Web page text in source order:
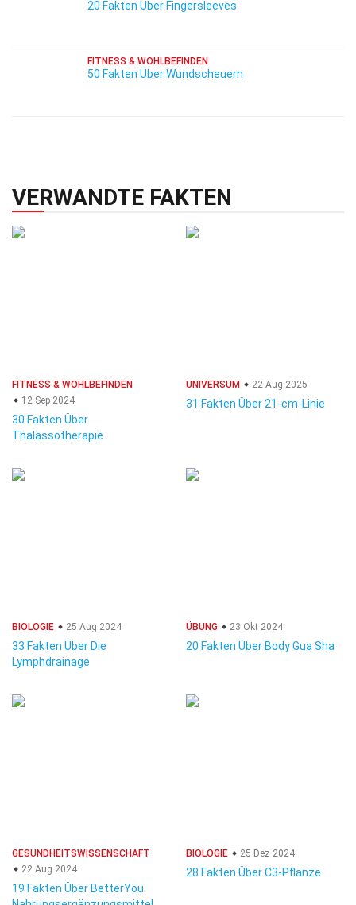
20 Fakten Über Fingersleeves
FITNESS & WOHLBEFINDEN
50 Fakten Über Wundscheuern
VERWANDTE FAKTEN
FITNESS & WOHLBEFINDEN
12 Sep 2024
30 Fakten Über
Thalassotherapie
UNIVERSUM 22 Aug 2025
31 Fakten Über 21-cm-Linie
BIOLOGIE 25 Aug 2024
33 Fakten Über Die
Lymphdrainage
ÜBUNG 23 Okt 2024
20 Fakten Über Body Gua Sha
GESUNDHEITSWISSENSCHAFT
22 Aug 2024
19 Fakten Über BetterYou
BIOLOGIE 25 Dez 2024
28 Fakten Über C3-Pflanze